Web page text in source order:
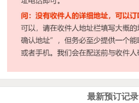
最新预订记录